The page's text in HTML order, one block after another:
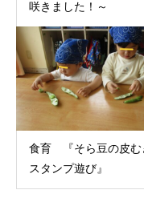
咲きました！～
食育 『そら豆の皮む
スタンプ遊び